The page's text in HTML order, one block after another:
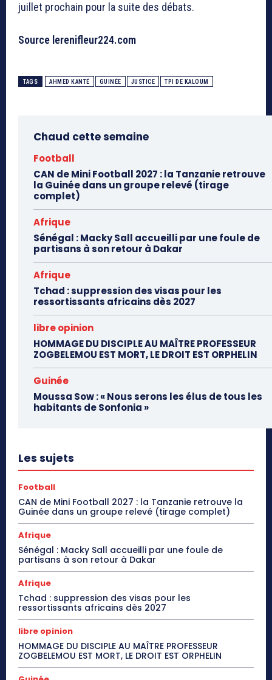
juillet prochain pour la suite des débats.
Source lerenifleur224.com
TAGS AHMED KANTÉ GUINÉE JUSTICE TPI DE KALOUM
Chaud cette semaine
Football
CAN de Mini Football 2027 : la Tanzanie retrouve
la Guinée dans un groupe relevé (tirage
complet)
Afrique
Sénégal : Macky Sall accueilli par une foule de
partisans à son retour à Dakar
Afrique
Tchad : suppression des visas pour les
ressortissants africains dès 2027
libre opinion
HOMMAGE DU DISCIPLE AU MAÎTRE PROFESSEUR
ZOGBELEMOU EST MORT, LE DROIT EST ORPHELIN
Guinée
Moussa Sow : « Nous serons les élus de tous les
habitants de Sonfonia »
Les sujets
Football
CAN de Mini Football 2027 : la Tanzanie retrouve la
Guinée dans un groupe relevé (tirage complet)
Afrique
Sénégal : Macky Sall accueilli par une foule de
partisans à son retour à Dakar
Afrique
Tchad : suppression des visas pour les
ressortissants africains dès 2027
libre opinion
HOMMAGE DU DISCIPLE AU MAÎTRE PROFESSEUR
ZOGBELEMOU EST MORT, LE DROIT EST ORPHELIN